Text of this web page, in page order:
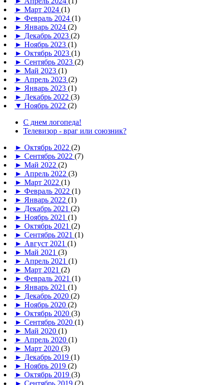
► Март 2024 (1)
► Февраль 2024 (1)
► Январь 2024 (2)
► Декабрь 2023 (2)
► Ноябрь 2023 (1)
► Октябрь 2023 (1)
► Сентябрь 2023 (2)
► Май 2023 (1)
► Апрель 2023 (2)
► Январь 2023 (1)
► Декабрь 2022 (3)
▼ Ноябрь 2022 (2)
С днем логопеда!
Телевизор - враг или союзник?
► Октябрь 2022 (2)
► Сентябрь 2022 (7)
► Май 2022 (2)
► Апрель 2022 (3)
► Март 2022 (1)
► Февраль 2022 (1)
► Январь 2022 (1)
► Декабрь 2021 (2)
► Ноябрь 2021 (1)
► Октябрь 2021 (2)
► Сентябрь 2021 (1)
► Август 2021 (1)
► Май 2021 (3)
► Апрель 2021 (1)
► Март 2021 (2)
► Февраль 2021 (1)
► Январь 2021 (1)
► Декабрь 2020 (2)
► Ноябрь 2020 (2)
► Октябрь 2020 (3)
► Сентябрь 2020 (1)
► Май 2020 (1)
► Апрель 2020 (1)
► Март 2020 (3)
► Декабрь 2019 (1)
► Ноябрь 2019 (2)
► Октябрь 2019 (3)
► Сентябрь 2019 (2)